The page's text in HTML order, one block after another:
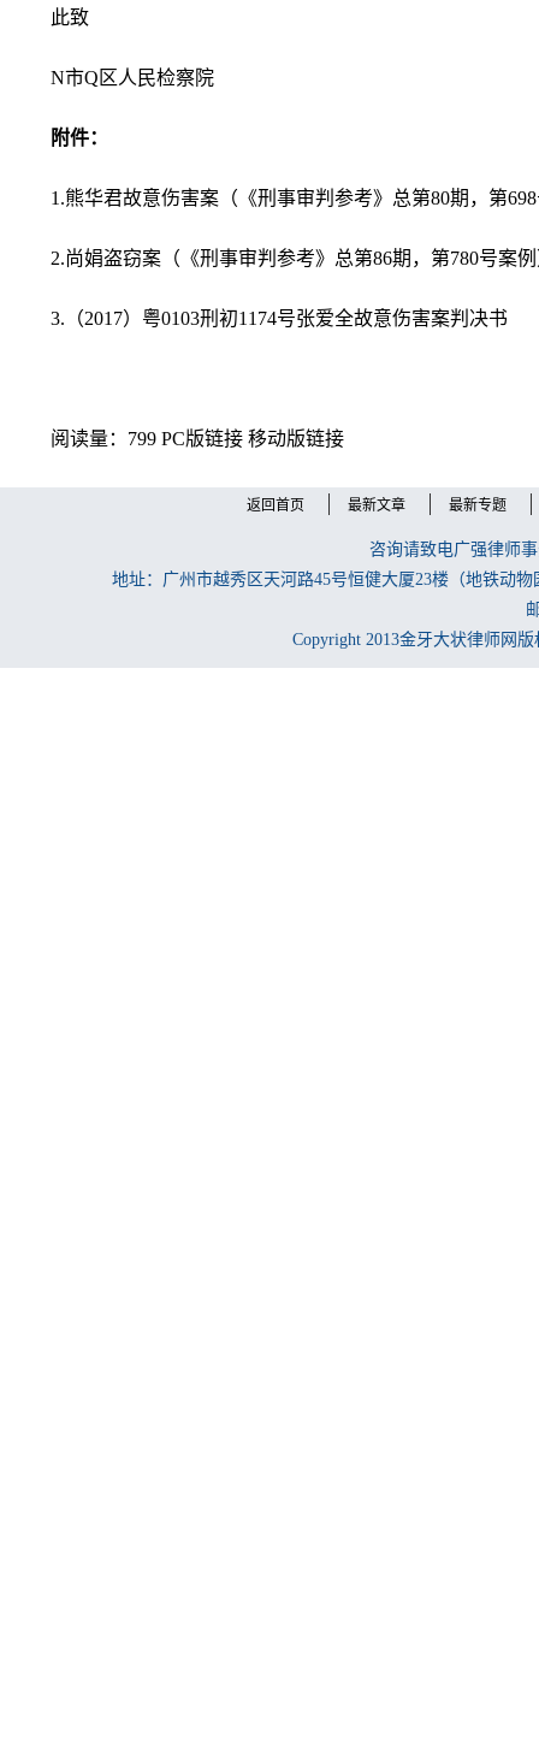
此致
N市Q区人民检察院
附件：
1.熊华君故意伤害案（《刑事审判参考》总第80期，第
2.尚娟盗窃案（《刑事审判参考》总第86期，第780号案
3.（2017）粤0103刑初1174号张爱全故意伤害案判决书
阅读量：799 PC版链接 移动版链接
返回首页 最新文章 最新专题
咨询请致电广强律师
地址：广州市越秀区天河路45号恒健大厦23楼（地铁动
Copyright 2013金牙大状律师网